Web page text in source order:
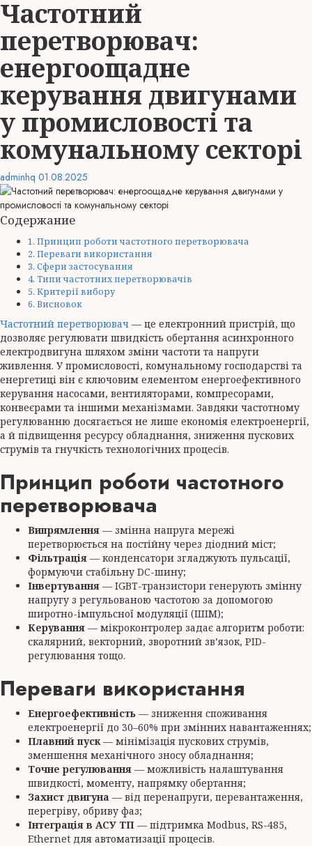
Частотний
перетворювач:
енергоощадне
керування двигунами
у промисловості та
комунальному секторі
adminhq 01.08.2025
Содержание
Принцип роботи частотного перетворювача
Переваги використання
Сфери застосування
Типи частотних перетворювачів
Критерії вибору
Висновок
Частотний перетворювач — це електронний пристрій, що
дозволяє регулювати швидкість обертання асинхронного
електродвигуна шляхом зміни частоти та напруги
живлення. У промисловості, комунальному господарстві та
енергетиці він є ключовим елементом енергоефективного
керування насосами, вентиляторами, компресорами,
конвеєрами та іншими механізмами. Завдяки частотному
регулюванню досягається не лише економія електроенергії,
а й підвищення ресурсу обладнання, зниження пускових
струмів та гнучкість технологічних процесів.
Принцип роботи частотного
перетворювача
Випрямлення — змінна напруга мережі
перетворюється на постійну через діодний міст;
Фільтрація — конденсатори згладжують пульсації,
формуючи стабільну DC-шину;
Інвертування — IGBT-транзистори генерують змінну
напругу з регульованою частотою за допомогою
широтно-імпульсної модуляції (ШІМ);
Керування — мікроконтролер задає алгоритм роботи:
скалярний, векторний, зворотний зв’язок, PID-
регулювання тощо.
Переваги використання
Енергоефективність — зниження споживання
електроенергії до 30–60% при змінних навантаженнях;
Плавний пуск— мінімізація пускових струмів,
зменшення механічного зносу обладнання;
Точне регулювання — можливість налаштування
швидкості, моменту, напрямку обертання;
Захист двигуна — від перенапруги, перевантаження,
перегріву, обриву фаз;
Інтеграція в АСУ ТП — підтримка Modbus, RS-485,
Ethernet для автоматизації процесів.